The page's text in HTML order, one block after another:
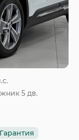
5 дв.
Гарантия